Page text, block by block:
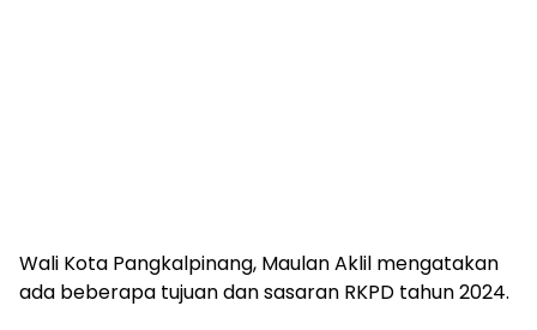
Wali Kota Pangkalpinang, Maulan Aklil mengatakan
ada beberapa tujuan dan sasaran RKPD tahun 2024.